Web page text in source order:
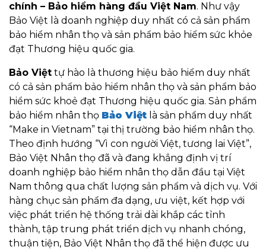
chính – Bảo hiểm hàng đầu Việt Nam. Như vậy
Bảo Việt là doanh nghiệp duy nhất có cả sản phẩm
bảo hiểm nhân thọ và sản phẩm bảo hiểm sức khỏe
đạt Thương hiệu quốc gia.
Bảo Việt tự hào là thương hiệu bảo hiểm duy nhất
có cả sản phẩm bảo hiểm nhân thọ và sản phẩm bảo
hiểm sức khoẻ đạt Thương hiệu quốc gia. Sản phẩm
bảo hiểm nhân thọ Bảo Việt là sản phẩm duy nhất
“Make in Vietnam” tại thị trường bảo hiểm nhân thọ.
Theo định hướng “Vì con người Việt, tương lai Việt”,
Bảo Việt Nhân thọ đã và đang khẳng định vị trí
doanh nghiệp bảo hiểm nhân thọ dẫn đầu tại Việt
Nam thông qua chất lượng sản phẩm và dịch vụ. Với
hàng chục sản phẩm đa dạng, ưu việt, kết hợp với
việc phát triển hệ thống trải dài khắp các tỉnh
thành, tập trung phát triển dịch vụ nhanh chóng,
thuận tiện, Bảo Việt Nhân thọ đã thể hiện được ưu